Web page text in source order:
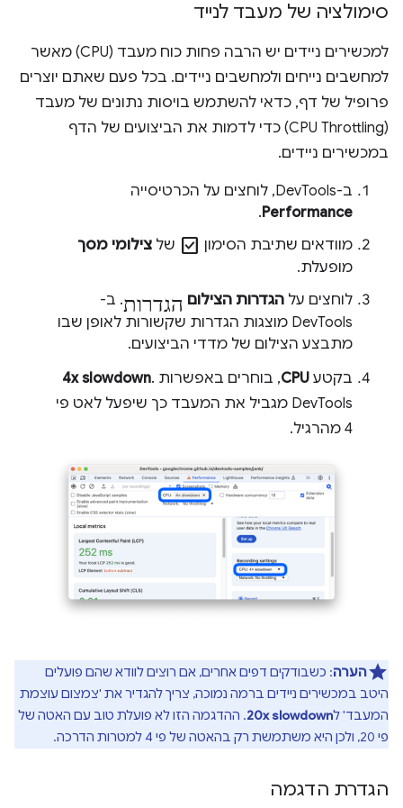
סימולציה של מעבד לנייד
למכשירים ניידים יש הרבה פחות כוח מעבד (CPU) מאשר
למחשבים נייחים ולמחשבים ניידים. בכל פעם שאתם יוצרים
פרופיל של דף, כדאי להשתמש בויסות נתונים של מעבד
(CPU Throttling) כדי לדמות את הביצועים של הדף
במכשירים ניידים.
ב-DevTools, לוחצים על הכרטיסייה
Performance
.
מוודאים שתיבת הסימון check_box של צילומי מסך
מופעלת.
לוחצים על הגדרות הצילום הגדרות. ב-
DevTools מוצגות הגדרות שקשורות לאופן שבו
מתבצע הצילום של מדדי הביצועים.
בקטע CPU, בוחרים באפשרות 4x slowdown.
DevTools מגביל את המעבד כך שיפעל לאט פי
4 מהרגיל.
הערה: כשבודקים דפים אחרים, אם רוצים לוודא שהם פועלים
היטב במכשירים ניידים ברמה נמוכה, צריך להגדיר את 'צמצום עוצמת
המעבד' ל20x slowdown. ההדגמה הזו לא פועלת טוב עם האטה של
פי 20, ולכן היא משתמשת רק בהאטה של פי 4 למטרות הדרכה.
הגדרת הדגמה